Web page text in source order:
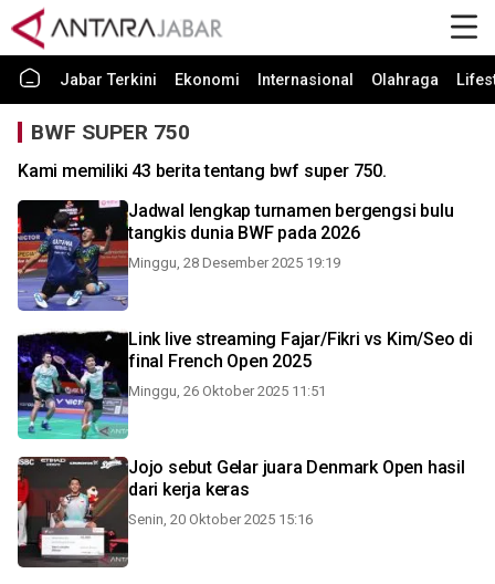
Jabar Terkini Ekonomi Internasional Olahraga
BWF SUPER 750
Kami memiliki 43 berita tentang bwf super 750.
Jadwal lengkap turnamen bergengsi bulu
tangkis dunia BWF pada 2026
Minggu, 28 Desember 2025 19:19
Link live streaming Fajar/Fikri vs Kim/Seo di
final French Open 2025
Minggu, 26 Oktober 2025 11:51
Jojo sebut Gelar juara Denmark Open hasil
dari kerja keras
Senin, 20 Oktober 2025 15:16